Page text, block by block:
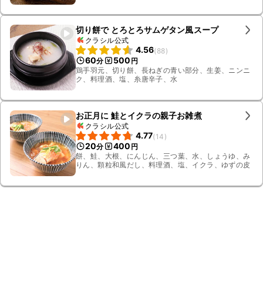
切り餅で とろとろサムゲタン風スープ
クラシル公式
4.56(88)
60分 500 円
鶏手羽元、切り餅、長ねぎの青い部分、生姜、ニンニ
ク、料理酒、塩、糸唐辛子、水
お正月に 鮭とイクラの親子お雑煮
クラシル公式
4.77(14 )
20分 400 円
餅、鮭、大根、にんじん、三つ葉、水、しょうゆ、み
りん、顆粒和風だし、料理酒、塩、イクラ、ゆずの皮